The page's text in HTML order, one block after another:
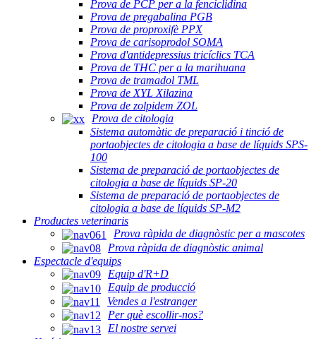
Prova de PCP per a la fenciclidina
Prova de pregabalina PGB
Prova de proproxifè PPX
Prova de carisoprodol SOMA
Prova d'antidepressius tricíclics TCA
Prova de THC per a la marihuana
Prova de tramadol TML
Prova de XYL Xilazina
Prova de zolpidem ZOL
Prova de citologia
Sistema automàtic de preparació i tinció de
portaobjectes de citologia a base de líquids SPS-
100
Sistema de preparació de portaobjectes de
citologia a base de líquids SP-20
Sistema de preparació de portaobjectes de
citologia a base de líquids SP-M2
Productes veterinaris
Prova ràpida de diagnòstic per a mascotes
Prova ràpida de diagnòstic animal
Espectacle d'equips
Equip d'R+D
Equip de producció
Vendes a l'estranger
Per què escollir-nos?
El nostre servei